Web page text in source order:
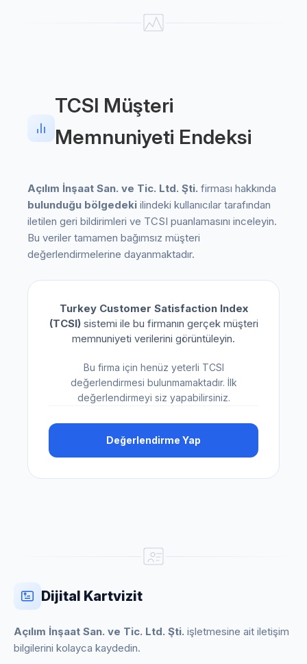
TCSI Müşteri
Memnuniyeti Endeksi
Açılım İnşaat San. ve Tic. Ltd. Şti. firması hakkında
bulunduğu bölgedeki ilindeki kullanıcılar tarafından
iletilen geri bildirimleri ve TCSI puanlamasını inceleyin.
Bu veriler tamamen bağımsız müşteri
değerlendirmelerine dayanmaktadır.
Turkey Customer Satisfaction Index
(TCSI)sistemi ile bu firmanın gerçek müşteri
memnuniyeti verilerini görüntüleyin.
Bu firma için henüz yeterli TCSI
değerlendirmesi bulunmamaktadır. İlk
değerlendirmeyi siz yapabilirsiniz.
Değerlendirme Yap
Dijital Kartvizit
Açılım İnşaat San. ve Tic. Ltd. Şti. işletmesine ait iletişim
bilgilerini kolayca kaydedin.